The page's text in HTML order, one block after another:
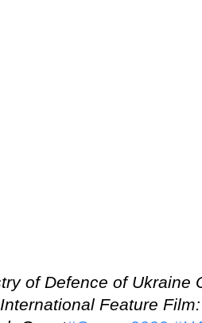
of Defence of Ukraine
Feature